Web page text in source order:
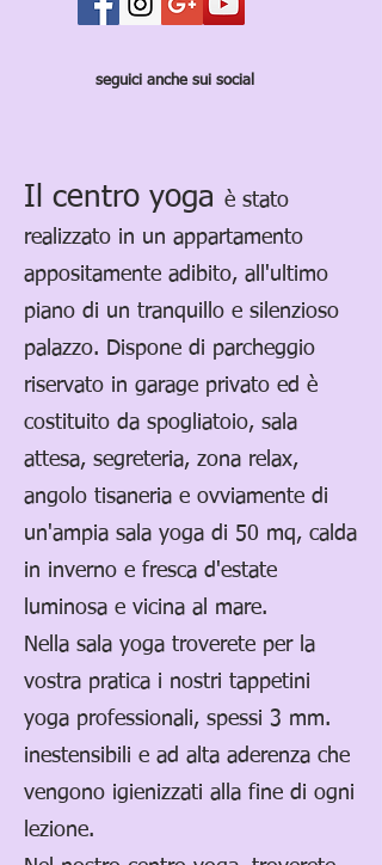
seguici anche sui social
Il centro yoga è stato
realizzato in un appartamento
appositamente adibito, all'ultimo
piano di un tranquillo e silenzioso
palazzo. Dispone di parcheggio
riservato in garage privato ed è
costituito da spogliatoio, sala
attesa, segreteria, zona relax,
angolo tisaneria e ovviamente di
un'ampia sala yoga di 50 mq, calda
in inverno e fresca d'estate
luminosa e vicina al mare.
Nella sala yoga troverete per la
vostra pratica i nostri tappetini
yoga professionali, spessi 3 mm.
inestensibili e ad alta aderenza che
vengono igienizzati alla fine di ogni
lezione.